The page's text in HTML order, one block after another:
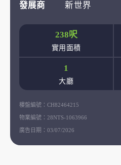
發展商
新世界
238呎
實用面積
1
大廳
樓盤編號： CH82464215
物業編號： 28NTS-1063966
廣告日期： 03/07/2026